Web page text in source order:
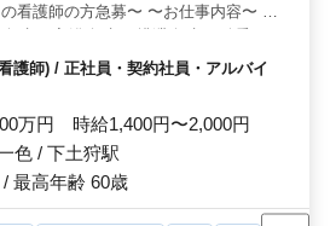
る環境です。 ＜福利厚生の充実
2回支給され、年収は400万円〜
ます。通勤手当や福利厚生も整って
安心して働くことができます。ま
、厚生、財形に関する充実した福
ます。
看護師の方急募〜 〜お仕事内容〜 ・
エーション ・リハビリ介助 ・外出の
現在60歳以上も活躍中 皆様のご応募
しております
護師) / 正社員・契約社員・アルバイ
万円 時給1,400円〜2,000円
色 / 下土狩駅
最高年齢 60歳